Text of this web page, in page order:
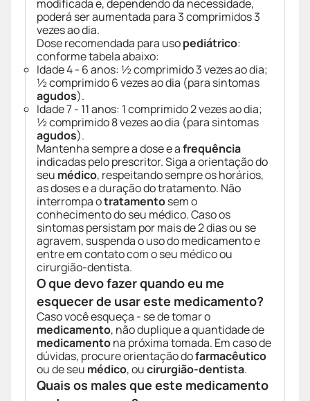
modificada e, dependendo da necessidade,
poderá ser aumentada para 3 comprimidos 3
vezes ao dia.
Dose recomendada para usopediátrico:
conforme tabela abaixo:
Idade 4 - 6 anos: ½ comprimido 3 vezes ao dia;
½ comprimido 6 vezes ao dia (para sintomas
agudos).
Idade 7 - 11 anos: 1 comprimido 2 vezes ao dia;
½ comprimido 8 vezes ao dia (para sintomas
agudos).
Mantenha sempre a dose e afrequência
indicadas pelo prescritor. Siga a orientação do
seu médico, respeitando sempre os horários,
as doses e a duração do tratamento. Não
interrompa otratamentosem o
conhecimento do seu médico. Caso os
sintomas persistam por mais de 2 dias ou se
agravem, suspenda o uso do medicamento e
entre em contato com o seu médico ou
cirurgião-dentista.
O que devo fazer quando eu me
esquecer de usar este medicamento?
Caso você esqueça - se de tomar o
medicamento, não duplique a quantidade de
medicamentona próxima tomada. Em caso de
dúvidas, procure orientação dofarmacêutico
ou de seu médico, oucirurgião-dentista.
Quais os males que este medicamento